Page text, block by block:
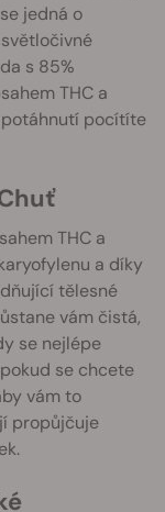
jedná o
s 85%
THC a
pocítíte
THC a
a díky
tělesné
vám čistá,
se nejlépe
se chcete
vám to
propůjčuje